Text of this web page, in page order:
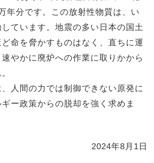
年分です。この放射性物質は、い
ています。地震の多い日本の国土
命を脅かすものはなく、直ちに運
やかに廃炉への作業に取りかから
人間の力では制御できない原発に
ー政策からの脱却を強く求めま
2024年8月1日